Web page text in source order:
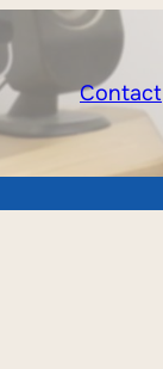
Contact